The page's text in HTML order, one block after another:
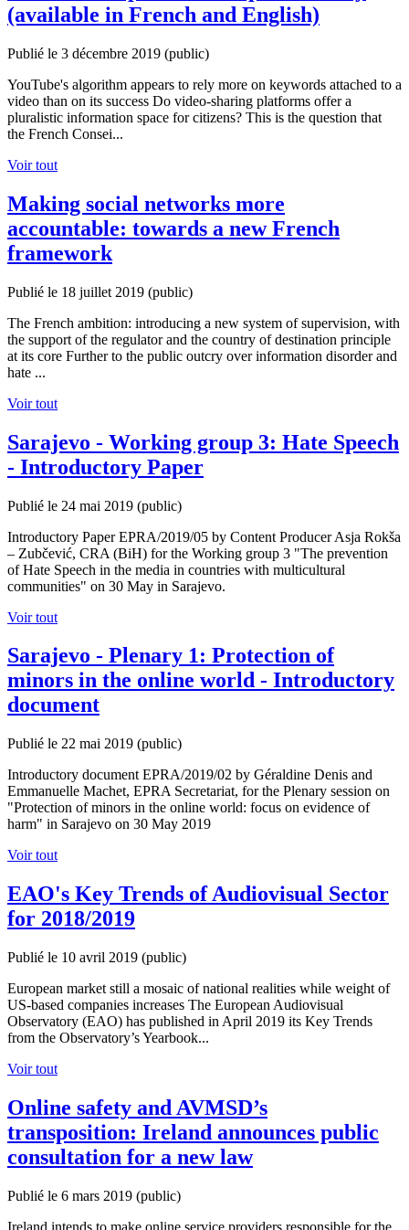
(available in French and English)
Publié le 3 décembre 2019 (public)
YouTube's algorithm appears to rely more on keywords attached to a
video than on its success Do video-sharing platforms offer a
pluralistic information space for citizens? This is the question that
the French Consei...
Voir tout
Making social networks more
accountable: towards a new French
framework
Publié le 18 juillet 2019 (public)
The French ambition: introducing a new system of supervision, with
the support of the regulator and the country of destination principle
at its core Further to the public outcry over information disorder and
hate ...
Voir tout
Sarajevo - Working group 3: Hate Speech
- Introductory Paper
Publié le 24 mai 2019 (public)
Introductory Paper EPRA/2019/05 by Content Producer Asja Rokša
– Zubčević, CRA (BiH) for the Working group 3 "The prevention
of Hate Speech in the media in countries with multicultural
communities" on 30 May in Sarajevo.
Voir tout
Sarajevo - Plenary 1: Protection of
minors in the online world - Introductory
document
Publié le 22 mai 2019 (public)
Introductory document EPRA/2019/02 by Géraldine Denis and
Emmanuelle Machet, EPRA Secretariat, for the Plenary session on
"Protection of minors in the online world: focus on evidence of
harm" in Sarajevo on 30 May 2019
Voir tout
EAO's Key Trends of Audiovisual Sector
for 2018/2019
Publié le 10 avril 2019 (public)
European market still a mosaic of national realities while weight of
US-based companies increases The European Audiovisual
Observatory (EAO) has published in April 2019 its Key Trends
from the Observatory’s Yearbook...
Voir tout
Online safety and AVMSD’s
transposition: Ireland announces public
consultation for a new law
Publié le 6 mars 2019 (public)
Ireland intends to make online service providers responsible for the